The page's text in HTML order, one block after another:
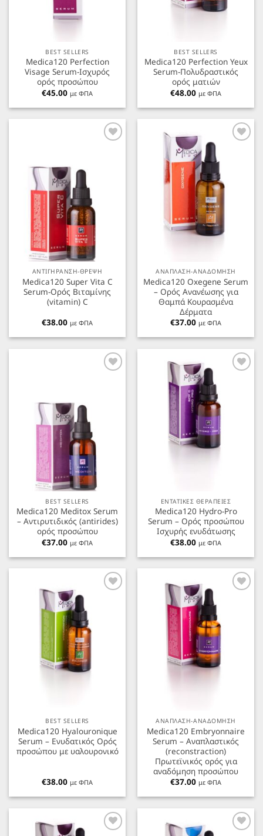
BEST SELLERS
Medica120 Perfection
Visage Serum-Ισχυρός
ορός προσώπου
€45.00 με ΦΠΑ
BEST SELLERS
Medica120 Perfection Yeux
Serum-Πολυδραστικός
ορός ματιών
€48.00 με ΦΠΑ
Προσθήκη
ΑΝΤΙΓΗΡΑΝΣΗ-ΘΡΕΨΗ
Medica120 Super Vita C
Serum-Ορός Βιταμίνης
(vitamin) C
€38.00 με ΦΠΑ
Προσθήκη
ΑΝΑΠΛΑΣΗ-ΑΝΑΔΟΜΗΣΗ
Medica120 Oxegene Serum
– Ορός Ανανέωσης για
Θαμπά Κουρασμένα
Δέρματα
€37.00 με ΦΠΑ
Προσθήκη
BEST SELLERS
Medica120 Meditox Serum
– Αντιρυτιδικός (antirides)
ορός προσώπου
€37.00 με ΦΠΑ
Προσθήκη
Αγαπημένα
ΕΝΤΑΤΙΚΕΣ ΘΕΡΑΠΕΙΕΣ
Medica120 Hydro-Pro
Serum – Ορός προσώπου
Ισχυρής ενυδάτωσης
€38.00 με ΦΠΑ
Προσθήκη
BEST SELLERS
Medica120 Hyalouronique
Serum – Ενυδατικός Ορός
προσώπου με υαλουρονικό
€38.00 με ΦΠΑ
Προσθήκη
Αγαπημένα
ΑΝΑΠΛΑΣΗ-ΑΝΑΔΟΜΗΣΗ
Medica120 Embryonnaire
Serum – Αναπλαστικός
(reconstraction)
Πρωτεϊνικός ορός για
αναδόμηση προσώπου
€37.00 με ΦΠΑ
Προσθήκη
Προσθήκη